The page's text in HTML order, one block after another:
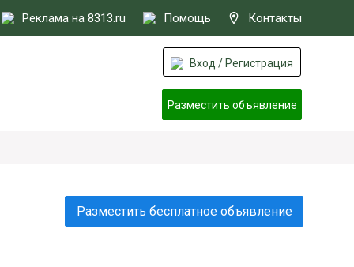
Реклама на 8313.ru Помощь Контакты
Вход / Регистрация
Разместить объявление
Разместить бесплатное объявление